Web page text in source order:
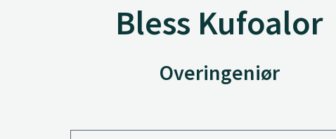
Bless Kufoalor
Overingeniør